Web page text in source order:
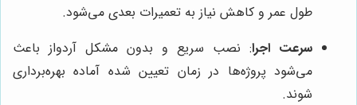
طول عمر و کاهش نیاز به تعمیرات بعدی می‌شود.
سرعت اجرا: نصب سریع و بدون مشکل آردواز باعث
می‌شود پروژه‌ها در زمان تعیین شده آماده بهره‌برداری
شوند.